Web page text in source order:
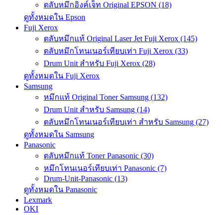
ตลับหมึกอิงค์เจ็ท Original EPSON (18)
ดูทั้งหมดใน Epson
Fuji Xerox
ตลับหมึกแท้ Original Laser Jet Fuji Xerox (145)
ตลับหมึกโทนเนอร์เทียบเท่า Fuji Xerox (33)
Drum Unit สำหรับ Fuji Xerox (28)
ดูทั้งหมดใน Fuji Xerox
Samsung
หมึกแท้ Original Toner Samsung (132)
Drum Unit สำหรับ Samsung (14)
ตลับหมึกโทนเนอร์เทียบเท่า สำหรับ Samsung (27)
ดูทั้งหมดใน Samsung
Panasonic
ตลับหมึกแท้ Toner Panasonic (30)
หมึกโทนเนอร์เทียบเท่า Panasonic (7)
Drum-Unit-Panasonic (13)
ดูทั้งหมดใน Panasonic
Lexmark
OKI